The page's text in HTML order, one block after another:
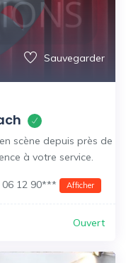
Sauvegarder
scène depuis près de
à votre service.
06 12 90*** Afficher
Ouvert